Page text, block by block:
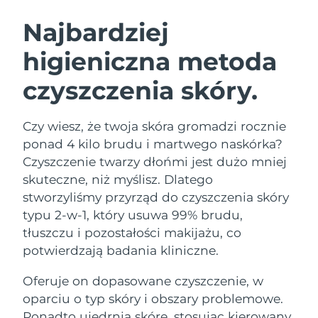
Najbardziej
higieniczna metoda
czyszczenia skóry.
Czy wiesz, że twoja skóra gromadzi rocznie
ponad 4 kilo brudu i martwego naskórka?
Czyszczenie twarzy dłońmi jest dużo mniej
skuteczne, niż myślisz. Dlatego
stworzyliśmy przyrząd do czyszczenia skóry
typu 2-w-1, który usuwa 99% brudu,
tłuszczu i pozostałości makijażu, co
potwierdzają badania kliniczne.
Oferuje on dopasowane czyszczenie, w
oparciu o typ skóry i obszary problemowe.
URODY
Oczyszczanie twarzy
LUNA™ 4 zestaw
Anti-aging massage
LUNA™ 4 Plus
Massage, LED heating
For men, anti-aging massage
Lifting twarzy
BEAR™ 2 zestaw
Microcurrent toning
BEAR™ 2 go
Microcurrent toning on-the-go
Microcurrent line smoothing device
Nawilżenie
UFO™ 3 zestaw
Deep facial hydration
UFO™ 3 LED
Near-infrared and red light therapy
device
Pielęgnacja jamy
ustnej
issa™ 4
Hybrid silicone sonic toothbrush
issa™ 4 plus
Smart hybrid silicone sonic toothbrush
FAQ™ ZABIEG ANTI-AGING
Anti-aging Zabiegi LED
Australia
Oczekiwany czas dostawy
8/11/26
Austria
Oczekiwany czas dostawy
Bahrajn
Oczekiwany czas dostawy
8/9/26
Belgia
Oczekiwany czas dostawy
8/8/26
Bermudy
Oczekiwany czas dostawy
Hercegowina
8/11/26
Oczekiwany czas dostawy